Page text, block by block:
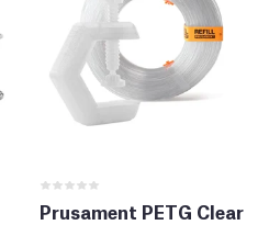
Prusament PETG Clear